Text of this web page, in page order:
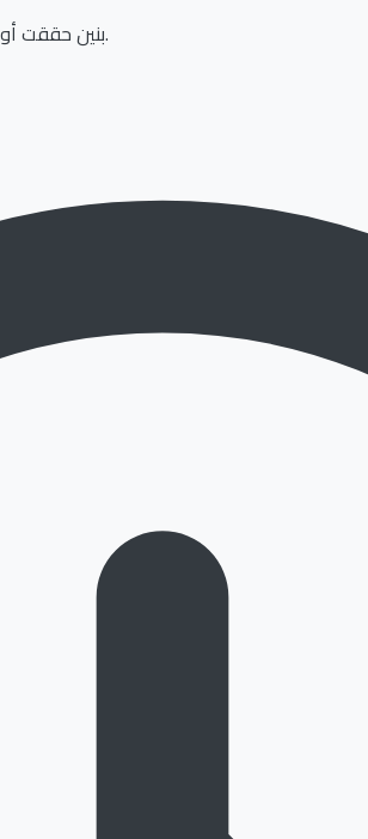
بنين حققت أول انتصار في تاريخها بالنهائيات، ثم عبرت كأفضل ثالث لتصطدم بمصر في ثمن النهائي.